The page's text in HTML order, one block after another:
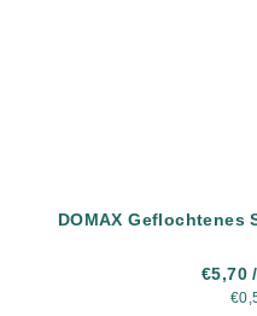
DOMAX Geflochtenes
€5,70